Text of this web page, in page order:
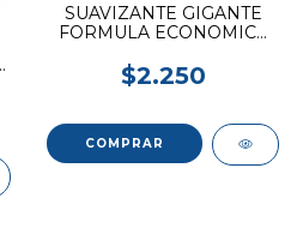
SUAVIZANTE GIGANTE
FORMULA ECONOMICA
$2.250